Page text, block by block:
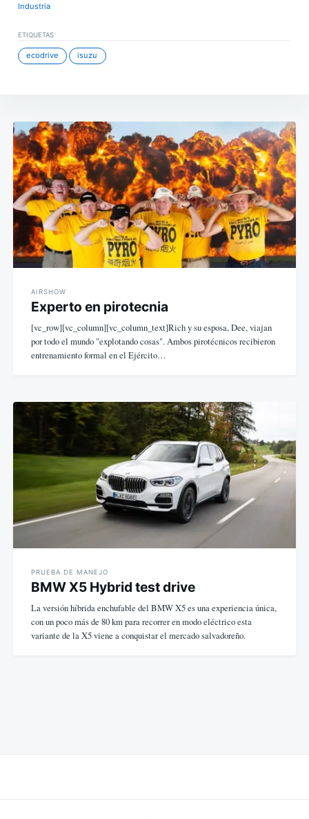
Industria
ETIQUETAS
ecodrive isuzu
Navegación
de
entradas
AIRSHOW
Experto en pirotecnia
[vc_row][vc_column][vc_column_text]Rich y su esposa, Dee, viajan
por todo el mundo "explotando cosas". Ambos pirotécnicos recibieron
entrenamiento formal en el Ejército…
PRUEBA DE MANEJO
BMW X5 Hybrid test drive
La versión híbrida enchufable del BMW X5 es una experiencia única,
con un poco más de 80 km para recorrer en modo eléctrico esta
variante de la X5 viene a conquistar el mercado salvadoreño.